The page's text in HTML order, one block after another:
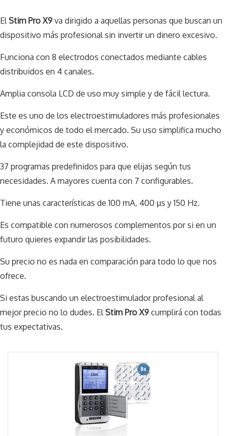
El Stim Pro X9 va dirigido a aquellas personas que buscan un
dispositivo más profesional sin invertir un dinero excesivo.
Funciona con 8 electrodos conectados mediante cables
distribuidos en 4 canales.
Amplia consola LCD de uso muy simple y de fácil lectura.
Este es uno de los electroestimuladores más profesionales
y económicos de todo el mercado. Su uso simplifica mucho
la complejidad de este dispositivo.
37 programas predefinidos para que elijas según tus
necesidades. A mayores cuenta con 7 configurables.
Tiene unas características de 100 mA, 400 µs y 150 Hz.
Es compatible con numerosos complementos por si en un
futuro quieres expandir las posibilidades.
Su precio no es nada en comparación para todo lo que nos
ofrece.
Si estas buscando un electroestimulador profesional al
mejor precio no lo dudes. El Stim Pro X9 cumplirá con todas
tus expectativas.